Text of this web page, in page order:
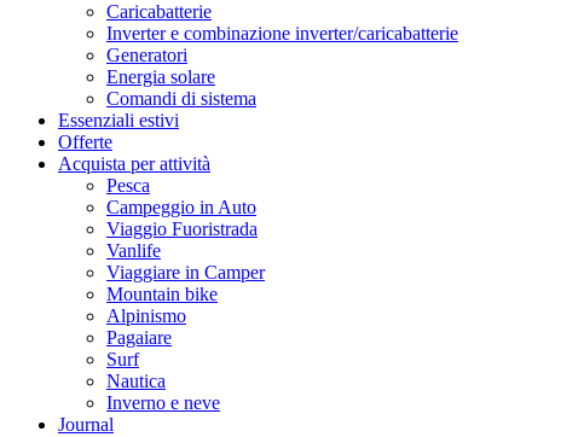
Caricabatterie
Inverter e combinazione inverter/caricabatterie
Generatori
Energia solare
Comandi di sistema
Essenziali estivi
Offerte
Acquista per attività
Pesca
Campeggio in Auto
Viaggio Fuoristrada
Vanlife
Viaggiare in Camper
Mountain bike
Alpinismo
Pagaiare
Surf
Nautica
Inverno e neve
Journal